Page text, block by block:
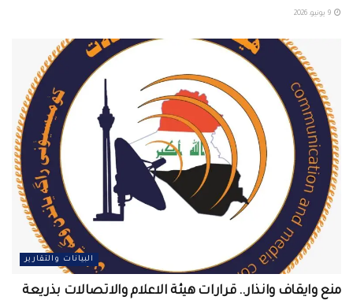
البيانات والتقارير
منع وايقاف وانذار.. قرارات هيئة الاعلام والاتصالات بذريعة